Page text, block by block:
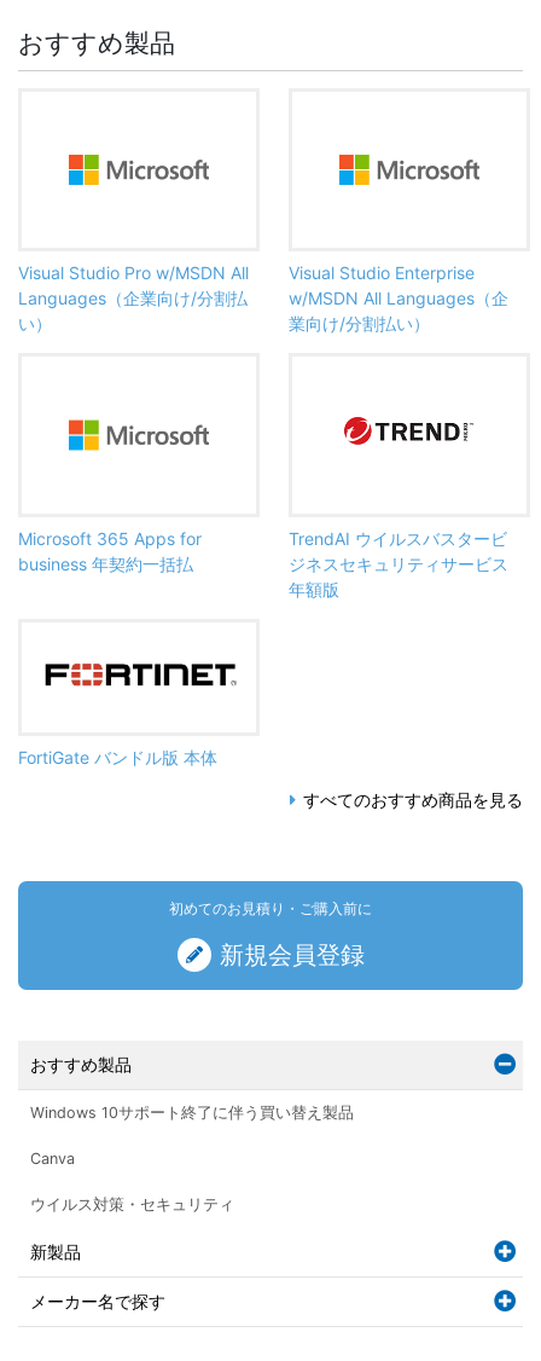
おすすめ製品
Visual Studio Pro w/MSDN All
Languages（企業向け/分割払
い）
Visual Studio Enterprise
w/MSDN All Languages（企
業向け/分割払い）
Microsoft 365 Apps for
business 年契約一括払
TrendAI ウイルスバスタービ
ジネスセキュリティサービス
年額版
FortiGate バンドル版 本体
すべてのおすすめ商品を見る
初めてのお見積り・ご購入前に
新規会員登録
おすすめ製品
Windows 10サポート終了に伴う買い替え製品
Canva
ウイルス対策・セキュリティ
新製品
メーカー名で探す